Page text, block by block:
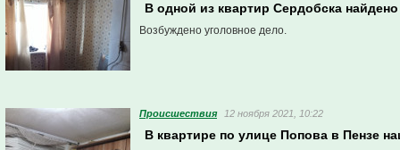
В одной из квартир Сердобска найдено
Возбуждено уголовное дело.
Проиcшествия 12 ноября 2021, 10:22
В квартире по улице Попова в Пензе